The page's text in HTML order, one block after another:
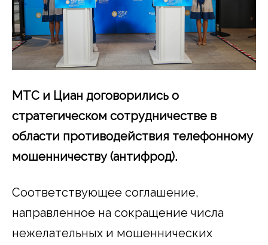
МТС и Циан договорились о
стратегическом сотрудничестве в
области противодействия телефонному
мошенничеству (антифрод).
Соответствующее соглашение,
направленное на сокращение числа
нежелательных и мошеннических